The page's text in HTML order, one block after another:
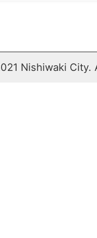
Nishiwaki City.